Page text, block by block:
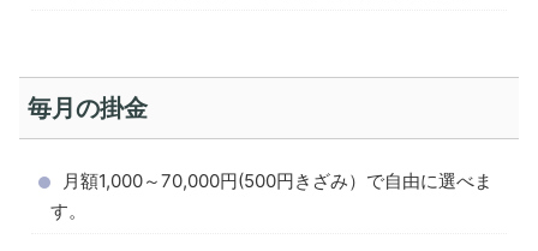
毎月の掛金
月額1,000～70,000円(500円きざみ）で自由に選べま
す。